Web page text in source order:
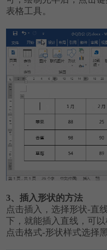
表格工具。
3、插入形状的方法
点击插入，选择形状-直
下，就能插入直线，可
点击格式-形状样式选择